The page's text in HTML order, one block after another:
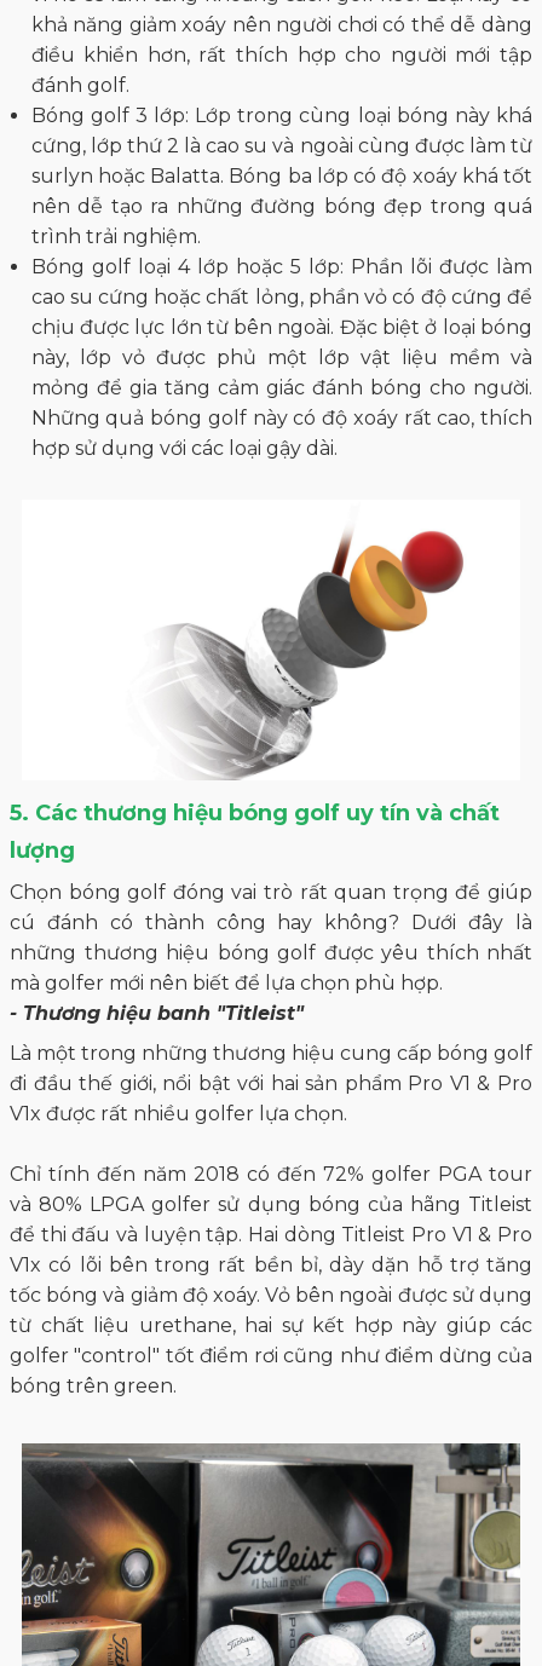
khả năng giảm xoáy nên người chơi có thể dễ dàng
điều khiển hơn, rất thích hợp cho người mới tập
đánh golf.
Bóng golf 3 lớp: Lớp trong cùng loại bóng này khá
cứng, lớp thứ 2 là cao su và ngoài cùng được làm từ
surlyn hoặc Balatta. Bóng ba lớp có độ xoáy khá tốt
nên dễ tạo ra những đường bóng đẹp trong quá
trình trải nghiệm.
Bóng golf loại 4 lớp hoặc 5 lớp: Phần lõi được làm
cao su cứng hoặc chất lỏng, phần vỏ có độ cứng để
chịu được lực lớn từ bên ngoài. Đặc biệt ở loại bóng
này, lớp vỏ được phủ một lớp vật liệu mềm và
mỏng để gia tăng cảm giác đánh bóng cho người.
Những quả bóng golf này có độ xoáy rất cao, thích
hợp sử dụng với các loại gậy dài.
5. Các thương hiệu bóng golf uy tín và chất
lượng
Chọn bóng golf đóng vai trò rất quan trọng để giúp
cú đánh có thành công hay không? Dưới đây là
những thương hiệu bóng golf được yêu thích nhất
mà golfer mới nên biết để lựa chọn phù hợp.
- Thương hiệu banh "Titleist"
Là một trong những thương hiệu cung cấp bóng golf
đi đầu thế giới, nổi bật với hai sản phẩm Pro V1 & Pro
V1x được rất nhiều golfer lựa chọn.
Chỉ tính đến năm 2018 có đến 72% golfer PGA tour
và 80% LPGA golfer sử dụng bóng của hãng Titleist
để thi đấu và luyện tập. Hai dòng Titleist Pro V1 & Pro
V1x có lõi bên trong rất bền bỉ, dày dặn hỗ trợ tăng
tốc bóng và giảm độ xoáy. Vỏ bên ngoài được sử dụng
từ chất liệu urethane, hai sự kết hợp này giúp các
golfer "control" tốt điểm rơi cũng như điểm dừng của
bóng trên green.